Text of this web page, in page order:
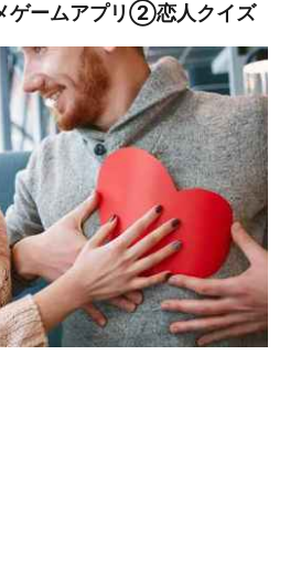
ゲームアプリ②恋人クイズ